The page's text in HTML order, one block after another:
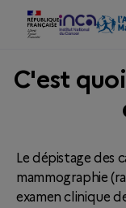
C'est
Le dépistage des
mammographie
examen clinique